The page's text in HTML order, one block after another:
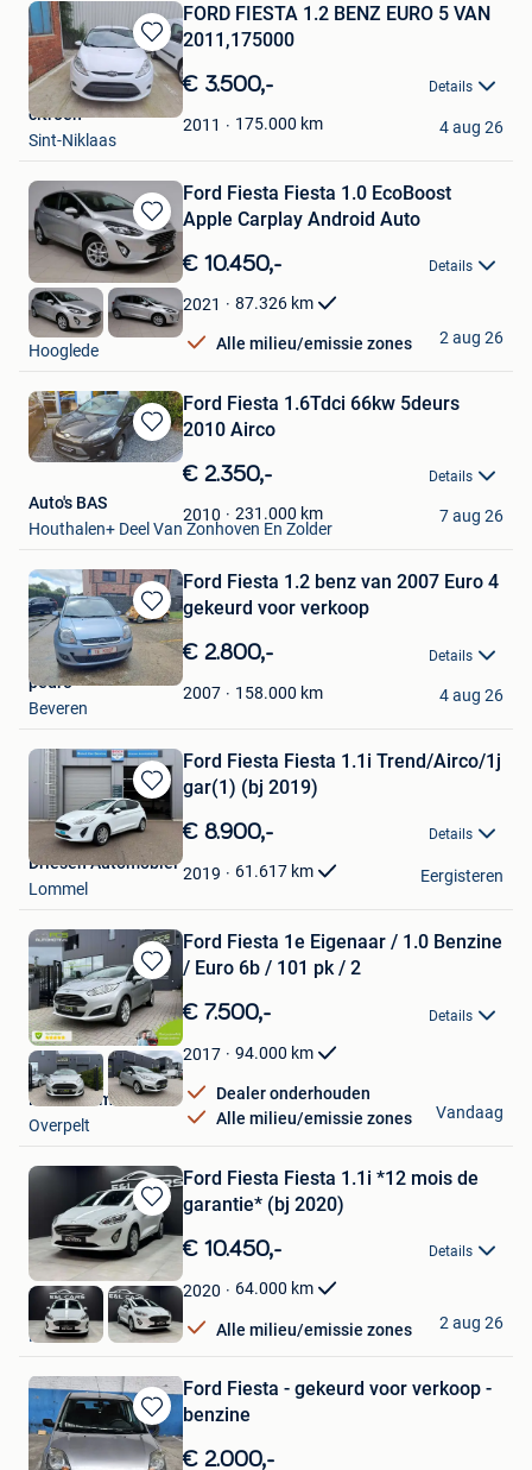
Bewaren
in
Mijn
Favorieten
FORD FIESTA 1.2 BENZ EURO 5 VAN
2011,175000
€ 3.500,- Details
2011 175.000 km
citroen
Sint-Niklaas
4 aug 26
Bewaren
in
Mijn
Favorieten
Ford Fiesta Fiesta 1.0 EcoBoost
Apple Carplay Android Auto
€ 10.450,- Details
2021 87.326 km
Alle milieu/emissie zones
DP Auto
Hooglede
2 aug 26
Bewaren
in
Favorieten
Ford Fiesta 1.6Tdci 66kw 5deurs
2010 Airco
€ 2.350,- Details
2010 231.000 km
Auto's BAS
Houthalen+ Deel Van Zonhoven En Zolder
7 aug 26
Bewaren
in
Mijn
Favorieten
Ford Fiesta 1.2 benz van 2007 Euro 4
gekeurd voor verkoop
€ 2.800,- Details
2007 158.000 km
pedro
Beveren
4 aug 26
Bewaren
in
Mijn
Favorieten
Ford Fiesta Fiesta 1.1i Trend/Airco/1j
gar(1) (bj 2019)
€ 8.900,- Details
2019 61.617 km
Driesen Automobiel
Lommel
Eergisteren
Bewaren
in
Mijn
Favorieten
Ford Fiesta 1e Eigenaar / 1.0 Benzine
/ Euro 6b / 101 pk / 2
€ 7.500,- Details
2017 94.000 km
Dealer onderhouden
Alle milieu/emissie zones
PCS Automotive
Overpelt
Vandaag
Bewaren
in
Mijn
Favorieten
Ford Fiesta Fiesta 1.1i *12 mois de
garantie* (bj 2020)
€ 10.450,- Details
2020 64.000 km
Alle milieu/emissie zones
E&L Cars
Herstal
2 aug 26
Bewaren
in
Ford Fiesta - gekeurd voor verkoop -
benzine
€ 2.000,-